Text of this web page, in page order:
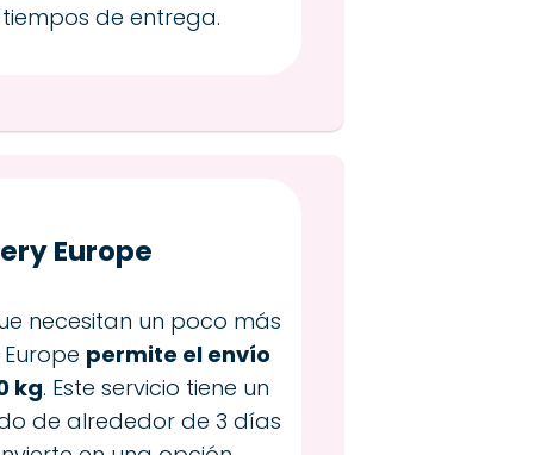
de entrega.
Europe
necesitan un poco más
permite el envío
kg. Este servicio tiene un
de alrededor de 3 días